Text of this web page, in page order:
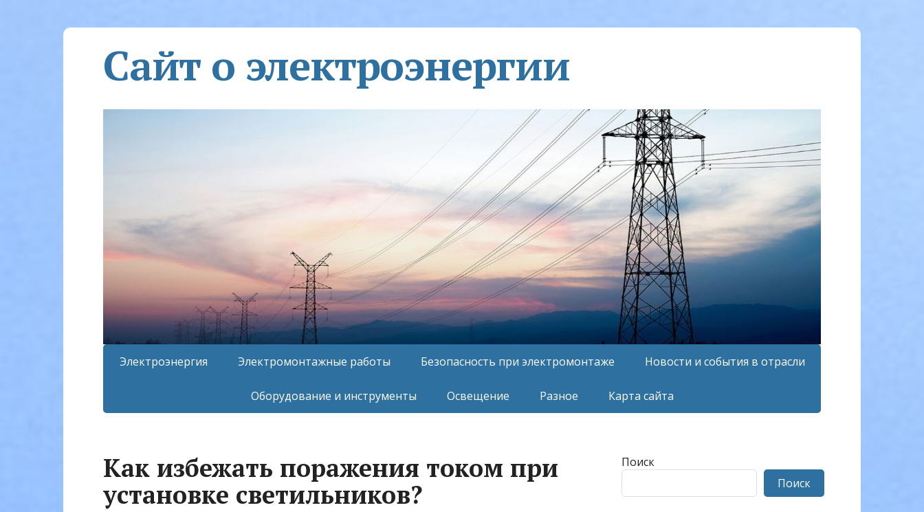
Сайт о электроэнергии
Электроэнергия Электромонтажные работы Безопасность при электромонтаже Новости и события в отрасли
Оборудование и инструменты Освещение Разное Карта сайта
Как избежать поражения током при
установке светильников?
Поиск
Поиск